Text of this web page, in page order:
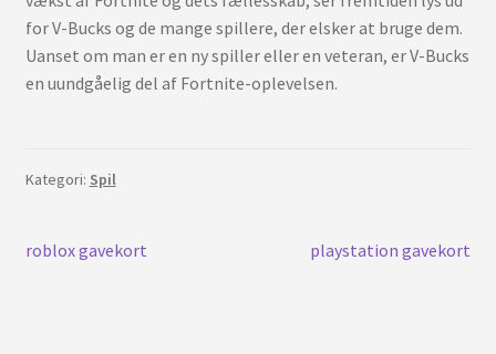
for V-Bucks og de mange spillere, der elsker at bruge dem.
Uanset om man er en ny spiller eller en veteran, er V-Bucks
en uundgåelig del af Fortnite-oplevelsen.
Kategori: Spil
Indlægsnavigation
Forrige
roblox gavekort
Næste
playstation gavekort